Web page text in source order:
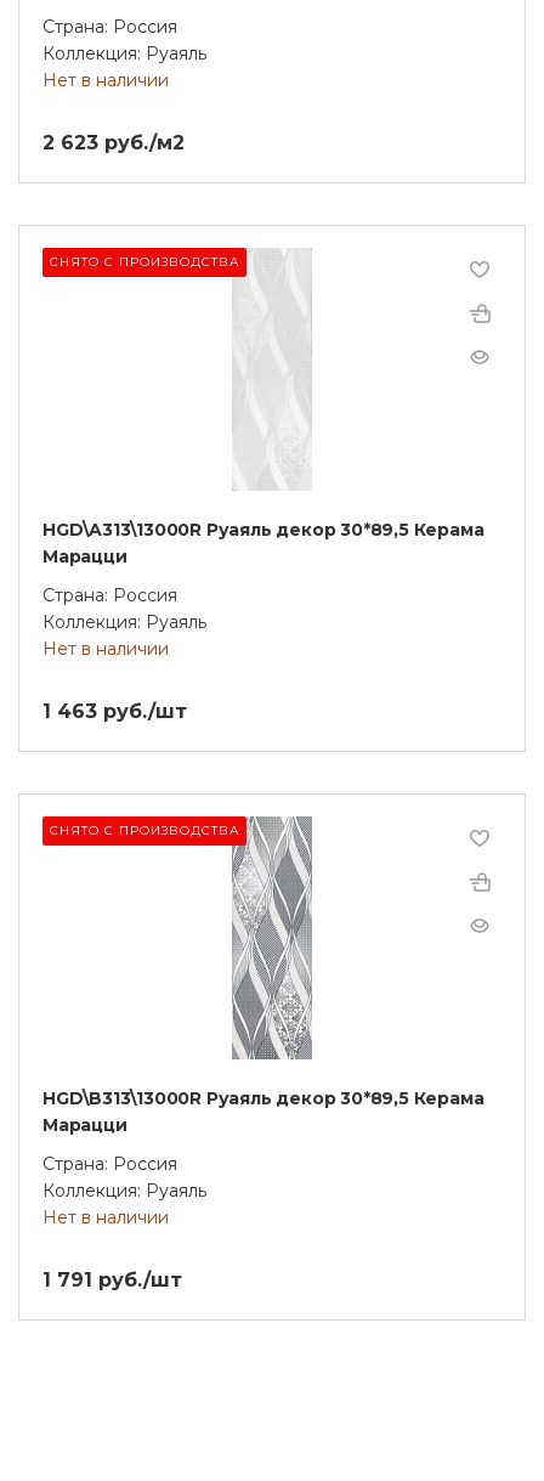
Страна: Россия
Коллекция: Руаяль
Нет в наличии
2 623 руб./м2
СНЯТО С ПРОИЗВОДСТВА
HGD\A313\13000R Руаяль декор 30*89,5 Керама
Марацци
Страна: Россия
Коллекция: Руаяль
Нет в наличии
1 463 руб./шт
СНЯТО С ПРОИЗВОДСТВА
HGD\B313\13000R Руаяль декор 30*89,5 Керама
Марацци
Страна: Россия
Коллекция: Руаяль
Нет в наличии
1 791 руб./шт